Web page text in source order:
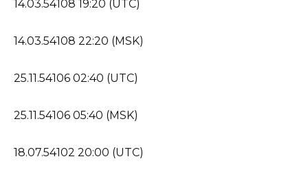
14.03.54108 19:20 (UTC)
14.03.54108 22:20 (MSK)
25.11.54106 02:40 (UTC)
25.11.54106 05:40 (MSK)
18.07.54102 20:00 (UTC)